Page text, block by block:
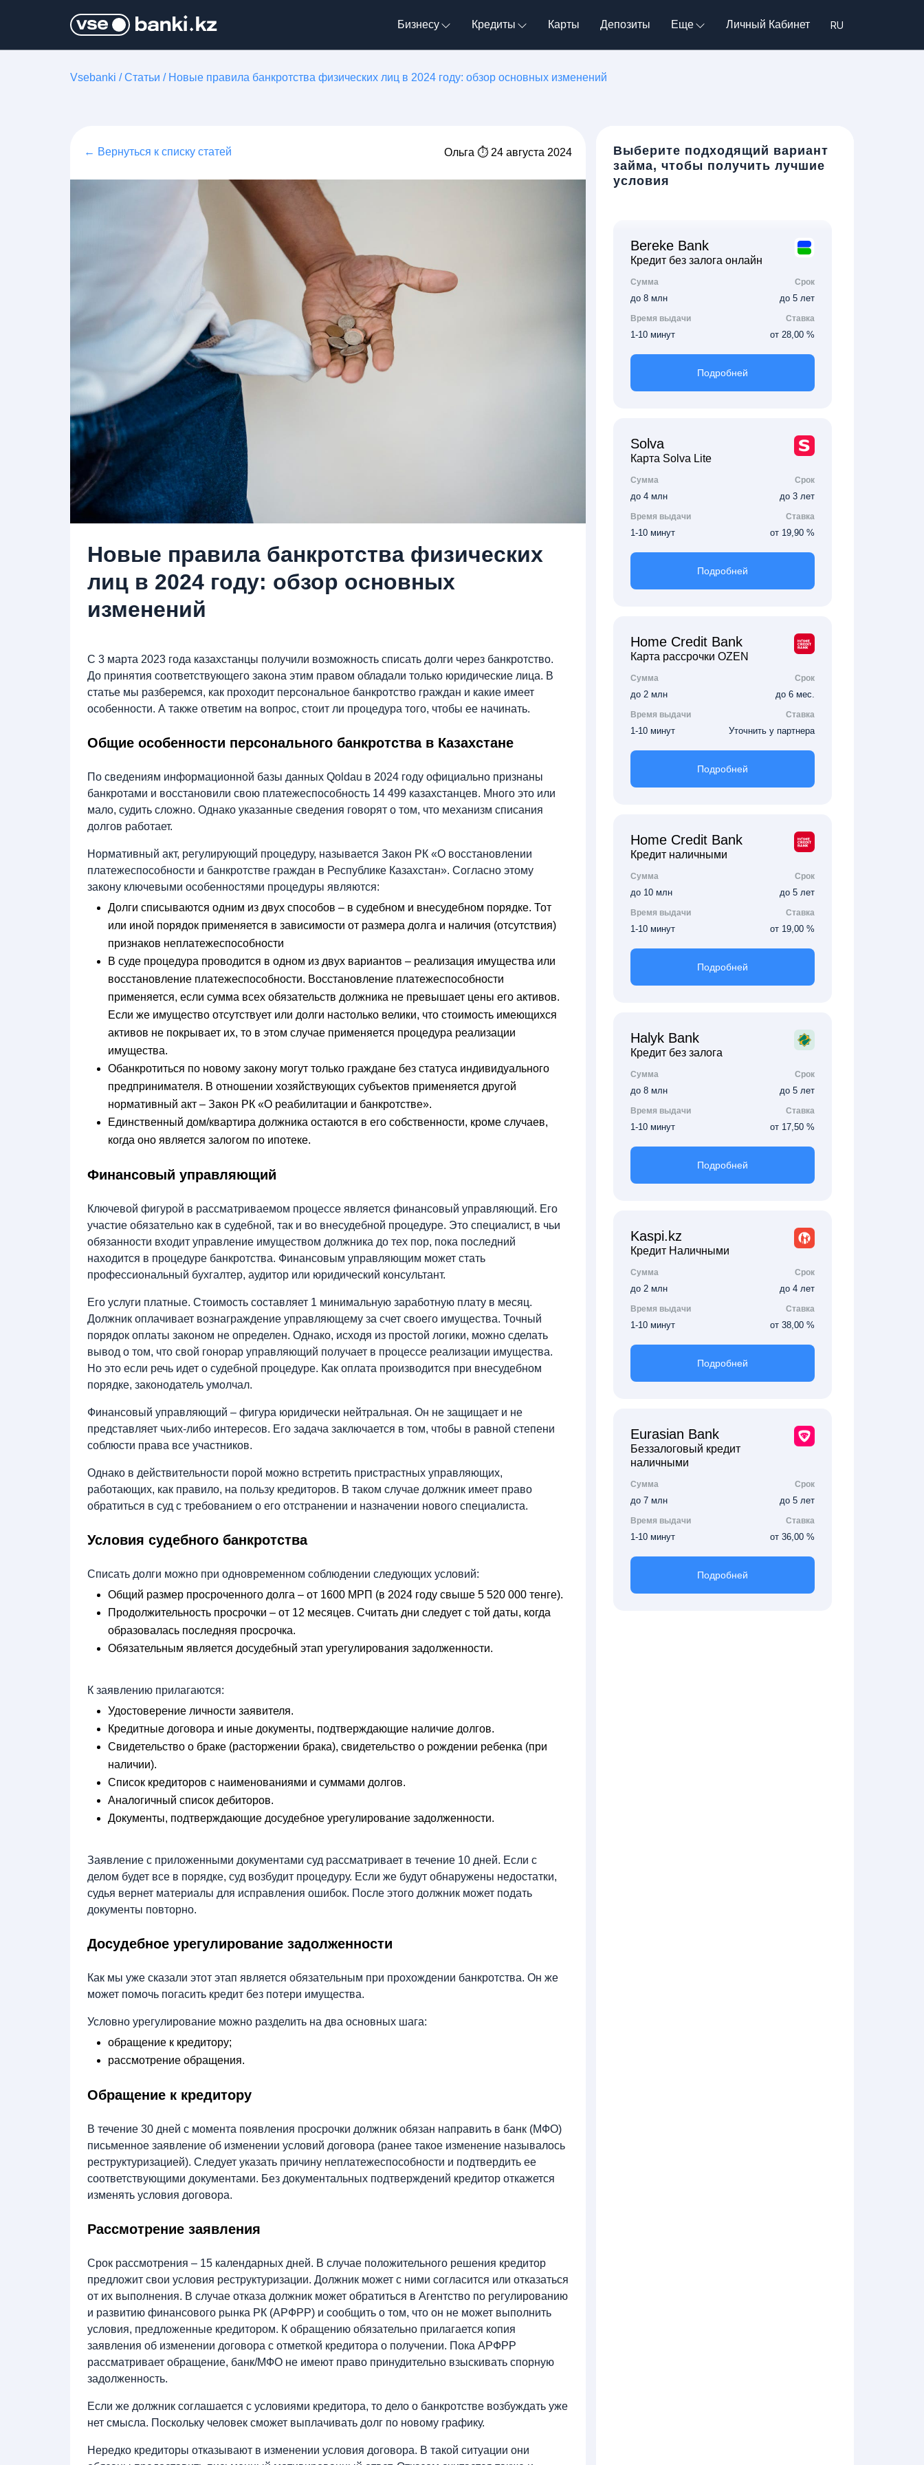
Бизнесу Кредиты Карты Депозиты Еще Личный Кабинет
Vsebanki /Статьи / Новые правила банкротства физических лиц в 2024 году: обзор основных изменений
← Вернуться к списку статей Ольга ⏱ 24 августа 2024
Новые правила банкротства физических
лиц в 2024 году: обзор основных
изменений
С 3 марта 2023 года казахстанцы получили возможность списать долги через банкротство.
До принятия соответствующего закона этим правом обладали только юридические лица. В
статье мы разберемся, как проходит персональное банкротство граждан и какие имеет
особенности. А также ответим на вопрос, стоит ли процедура того, чтобы ее начинать.
Общие особенности персонального банкротства в Казахстане
По сведениям информационной базы данных Qoldau в 2024 году официально признаны
банкротами и восстановили свою платежеспособность 14 499 казахстанцев. Много это или
мало, судить сложно. Однако указанные сведения говорят о том, что механизм списания
долгов работает.
Нормативный акт, регулирующий процедуру, называется Закон РК «О восстановлении
платежеспособности и банкротстве граждан в Республике Казахстан». Согласно этому
закону ключевыми особенностями процедуры являются:
Долги списываются одним из двух способов – в судебном и внесудебном порядке. Тот
или иной порядок применяется в зависимости от размера долга и наличия (отсутствия)
признаков неплатежеспособности
В суде процедура проводится в одном из двух вариантов – реализация имущества или
восстановление платежеспособности. Восстановление платежеспособности
применяется, если сумма всех обязательств должника не превышает цены его активов.
Если же имущество отсутствует или долги настолько велики, что стоимость имеющихся
активов не покрывает их, то в этом случае применяется процедура реализации
имущества.
Обанкротиться по новому закону могут только граждане без статуса индивидуального
предпринимателя. В отношении хозяйствующих субъектов применяется другой
нормативный акт – Закон РК «О реабилитации и банкротстве».
Единственный дом/квартира должника остаются в его собственности, кроме случаев,
когда оно является залогом по ипотеке.
Финансовый управляющий
Ключевой фигурой в рассматриваемом процессе является финансовый управляющий. Его
участие обязательно как в судебной, так и во внесудебной процедуре. Это специалист, в чьи
обязанности входит управление имуществом должника до тех пор, пока последний
находится в процедуре банкротства. Финансовым управляющим может стать
профессиональный бухгалтер, аудитор или юридический консультант.
Его услуги платные. Стоимость составляет 1 минимальную заработную плату в месяц.
Должник оплачивает вознаграждение управляющему за счет своего имущества. Точный
порядок оплаты законом не определен. Однако, исходя из простой логики, можно сделать
вывод о том, что свой гонорар управляющий получает в процессе реализации имущества.
Но это если речь идет о судебной процедуре. Как оплата производится при внесудебном
порядке, законодатель умолчал.
Финансовый управляющий – фигура юридически нейтральная. Он не защищает и не
представляет чьих-либо интересов. Его задача заключается в том, чтобы в равной степени
соблюсти права все участников.
Однако в действительности порой можно встретить пристрастных управляющих,
работающих, как правило, на пользу кредиторов. В таком случае должник имеет право
обратиться в суд с требованием о его отстранении и назначении нового специалиста.
Условия судебного банкротства
Списать долги можно при одновременном соблюдении следующих условий:
Общий размер просроченного долга – от 1600 МРП (в 2024 году свыше 5 520 000 тенге).
Продолжительность просрочки – от 12 месяцев. Считать дни следует с той даты, когда
образовалась последняя просрочка.
Обязательным является досудебный этап урегулирования задолженности.
К заявлению прилагаются:
Удостоверение личности заявителя.
Кредитные договора и иные документы, подтверждающие наличие долгов.
Свидетельство о браке (расторжении брака), свидетельство о рождении ребенка (при
наличии).
Список кредиторов с наименованиями и суммами долгов.
Аналогичный список дебиторов.
Документы, подтверждающие досудебное урегулирование задолженности.
Заявление с приложенными документами суд рассматривает в течение 10 дней. Если с
делом будет все в порядке, суд возбудит процедуру. Если же будут обнаружены недостатки,
судья вернет материалы для исправления ошибок. После этого должник может подать
документы повторно.
Досудебное урегулирование задолженности
Как мы уже сказали этот этап является обязательным при прохождении банкротства. Он же
может помочь погасить кредит без потери имущества.
Условно урегулирование можно разделить на два основных шага:
обращение к кредитору;
рассмотрение обращения.
Обращение к кредитору
В течение 30 дней с момента появления просрочки должник обязан направить в банк (МФО)
письменное заявление об изменении условий договора (ранее такое изменение называлось
реструктуризацией). Следует указать причину неплатежеспособности и подтвердить ее
соответствующими документами. Без документальных подтверждений кредитор откажется
изменять условия договора.
Рассмотрение заявления
Срок рассмотрения – 15 календарных дней. В случае положительного решения кредитор
предложит свои условия реструктуризации. Должник может с ними согласится или отказаться
от их выполнения. В случае отказа должник может обратиться в Агентство по регулированию
и развитию финансового рынка РК (АРФРР) и сообщить о том, что он не может выполнить
условия, предложенные кредитором. К обращению обязательно прилагается копия
заявления об изменении договора с отметкой кредитора о получении. Пока АРФРР
рассматривает обращение, банк/МФО не имеют право принудительно взыскивать спорную
задолженность.
Если же должник соглашается с условиями кредитора, то дело о банкротстве возбуждать уже
нет смысла. Поскольку человек сможет выплачивать долг по новому графику.
Нередко кредиторы отказывают в изменении условия договора. В такой ситуации они
Выберите подходящий вариант
займа, чтобы получить лучшие
условия
Bereke Bank
Кредит без залога онлайн
Сумма Срок
до 8 млн до 5 лет
Время выдачи Ставка
1-10 минут от 28,00 %
Подробней
Solva
Карта Solva Lite
Сумма Срок
до 4 млн до 3 лет
Время выдачи Ставка
1-10 минут от 19,90 %
Подробней
Home Credit Bank
Карта рассрочки OZEN
Сумма Срок
до 2 млн до 6 мес.
Время выдачи Ставка
1-10 минут Уточнить у партнера
Подробней
Home Credit Bank
Кредит наличными
Сумма Срок
до 10 млн до 5 лет
Время выдачи Ставка
1-10 минут от 19,00 %
Подробней
Halyk Bank
Кредит без залога
Сумма Срок
до 8 млн до 5 лет
Время выдачи Ставка
1-10 минут от 17,50 %
Подробней
Kaspi.kz
Кредит Наличными
Сумма Срок
до 2 млн до 4 лет
Время выдачи Ставка
1-10 минут от 38,00 %
Подробней
Eurasian Bank
Беззалоговый кредит
наличными
Сумма Срок
до 7 млн до 5 лет
Время выдачи Ставка
1-10 минут от 36,00 %
Подробней